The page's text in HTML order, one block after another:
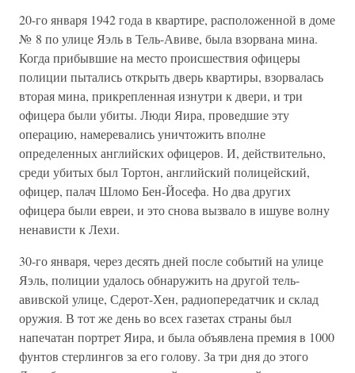
20-го января 1942 года в квартире, расположенной в доме
№ 8 по улице Яэль в Тель-Авиве, была взорвана мина.
Когда прибывшие на место происшествия офицеры
полиции пытались открыть дверь квартиры, взорвалась
вторая мина, прикрепленная изнутри к двери, и три
офицера были убиты. Люди Яира, проведшие эту
операцию, намеревались уничтожить вполне
определенных английских офицеров. И, действительно,
среди убитых был Тортон, английский полицейский,
офицер, палач Шломо Бен-Йосефа. Но два других
офицера были евреи, и это снова вызвало в ишуве волну
ненависти к Лехи.
30-го января, через десять дней после событий на улице
Яэль, полиции удалось обнаружить на другой тель-
авивской улице, Сдерот-Хен, радиопередатчик и склад
оружия. В тот же день во всех газетах страны был
напечатан портрет Яира, и была объявлена премия в 1000
фунтов стерлингов за его голову. За три дня до этого